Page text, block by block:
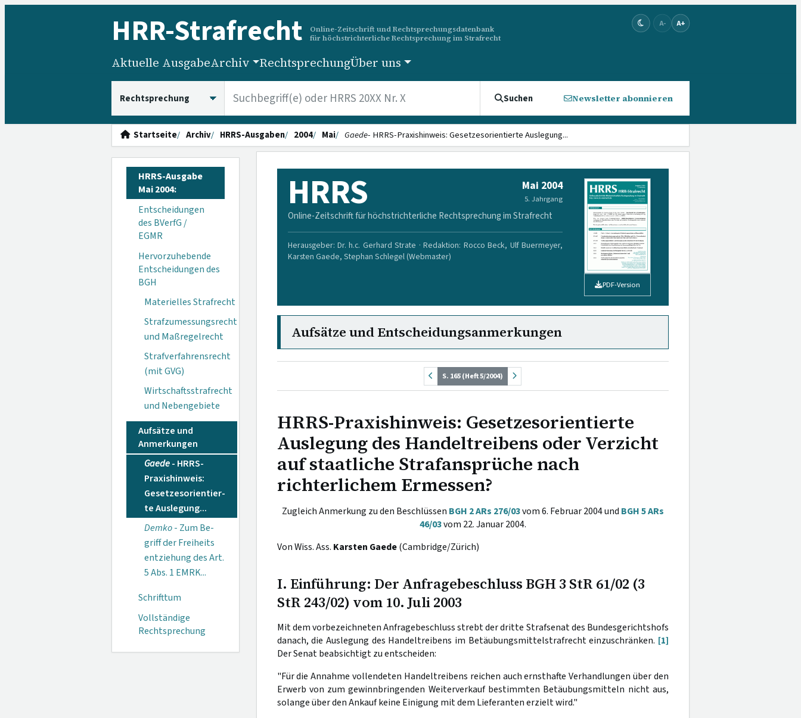
HRR-Strafrecht
Online-Zeitschrift und Rechtsprechungsdatenbank
für höchstrichterliche Rechtsprechung im Strafrecht
A- A+
Aktuelle AusgabeArchiv RechtsprechungÜber uns
Suchen Newsletter abonnieren
Startseite Archiv HRRS-Ausgaben 2004 Mai Gaede- HRRS-Praxishinweis: Gesetzesorientier­te Auslegung...
HRRS-Ausgabe
Mai 2004:
Entscheidungen
des BVerfG /
EGMR
Hervorzuhebende
Entscheidungen des
BGH
Materielles Strafrecht
Strafzumessungsrecht
und Maßregelrecht
Strafverfahrensrecht
(mit GVG)
Wirtschaftsstrafrecht
und Nebengebiete
Aufsätze und
Anmerkungen
Gaede- HRRS-
Praxishinweis:
Gesetzesorientier­
te Auslegung...
Demko- Zum Be­
griff der Freiheits
entziehung des Art.
5 Abs. 1 EMRK...
Schrifttum
Vollständige
Rechtsprechung
HRRS Mai 2004
5. Jahrgang
Online-Zeitschrift für höchstrichterliche Rechtsprechung im Strafrecht
Herausgeber: Dr. h.c. Gerhard Strate · Redaktion: Rocco Beck, Ulf Buermeyer,
Karsten Gaede, Stephan Schlegel (Webmaster)
PDF-Version
Aufsätze und Entscheidungsanmerkungen
S. 165 (Heft 5/2004)
HRRS-Praxishinweis: Gesetzesorientierte
Auslegung des Handeltreibens oder Verzicht
auf staatliche Strafansprüche nach
richterlichem Ermessen?
Zugleich Anmerkung zu den Beschlüssen BGH 2 ARs 276/03vom 6. Februar 2004 und BGH 5 ARs
46/03vom 22. Januar 2004.
Von Wiss. Ass. Karsten Gaede(Cambridge/Zürich)
I. Einführung: Der Anfragebeschluss BGH 3 StR 61/02 (3
StR 243/02) vom 10. Juli 2003
Mit dem vorbezeichneten Anfragebeschluss strebt der dritte Strafsenat des Bundesgerichtshofs
danach, die Auslegung des Handeltreibens im Betäubungsmittelstrafrecht einzuschränken. [1]
Der Senat beabsichtigt zu entscheiden:
"Für die Annahme vollendeten Handeltreibens reichen auch ernsthafte Verhandlungen über den
Erwerb von zum gewinnbringenden Weiterverkauf bestimmten Betäubungsmitteln nicht aus,
solange über den Ankauf keine Einigung mit dem Lieferanten erzielt wird."